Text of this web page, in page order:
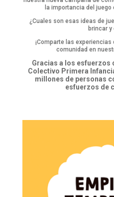
la importancia del
¿Cuales son esas ideas de
brincar y
¡Comparte las
comunidad en
Gracias a los esfuerzos
Colectivo Primera
millones de personas
esfuerzos de